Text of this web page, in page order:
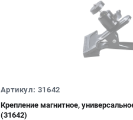
Артикул: 31642
Крепление магнитное,
(31642)